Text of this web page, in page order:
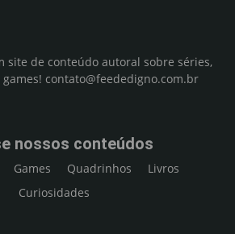
site de conteúdo autoral sobre séries,
contato@feededigno.com.br
nossos conteúdos
Games Quadrinhos
Livros
Curiosidades